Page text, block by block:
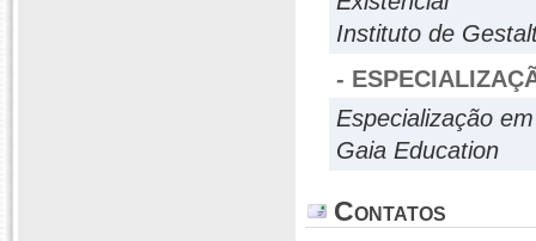
Instituto de
-
Especialização
Gaia Education
Contatos